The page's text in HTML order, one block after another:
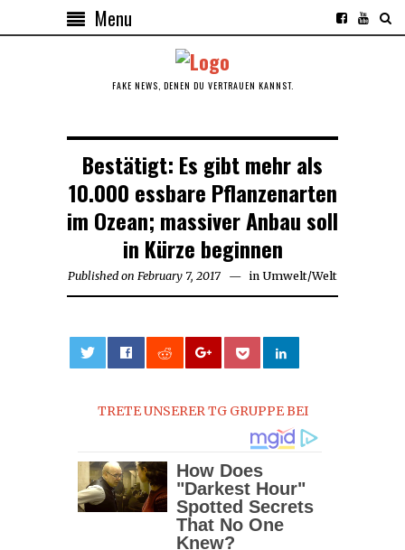
Menu
FAKE NEWS, DENEN DU VERTRAUEN KANNST.
Bestätigt: Es gibt mehr als
10.000 essbare Pflanzenarten
im Ozean; massiver Anbau soll
in Kürze beginnen
Published on February 7, 2017 in Umwelt/Welt
TRETE UNSERER TG GRUPPE BEI